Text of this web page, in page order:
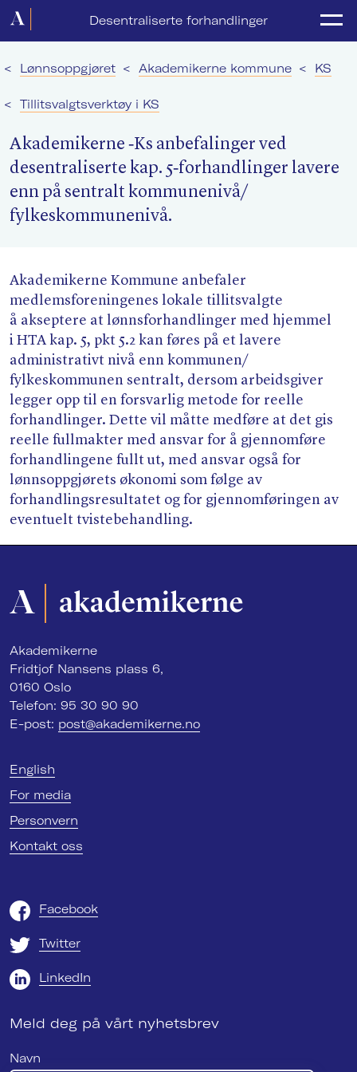
Desentraliserte forhandlinger
Forside
Kurs og konferanser
For media
Om Akademikerne
Søk
< Lønnsoppgjøret < Akademikerne kommune < KS
< Tillitsvalgtsverktøy i KS
Akademikerne ‑Ks anbefalinger ved
desentraliserte kap. 5‑forhandlinger lavere
enn på sentralt kommunenivå/​
fylkeskommunenivå.
Akademikerne Kommune anbefaler
medlemsforeningenes lokale tillitsvalgte
å akseptere at lønnsforhandlinger med hjemmel
i HTA kap. 5, pkt 5.2 kan føres på et lavere
administrativt nivå enn kommunen/​
fylkeskommunen sentralt, dersom arbeidsgiver
legger opp til en forsvarlig metode for reelle
forhandlinger. Dette vil måtte medføre at det gis
reelle fullmakter med ansvar for å gjennomføre
forhandlingene fullt ut, med ansvar også for
lønnsoppgjørets økonomi som følge av
forhandlingsresultatet og for gjennomføringen av
eventuelt tvistebehandling.
Akademikerne
Fridtjof Nansens plass 6,
0160 Oslo
Telefon: 95 30 90 90
E-post: post@akademikerne.no
English
For media
Personvern
Kontakt oss
Facebook
Twitter
LinkedIn
Meld deg på vårt nyhetsbrev
Navn